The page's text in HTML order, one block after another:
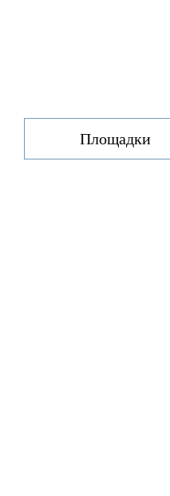
Площадки